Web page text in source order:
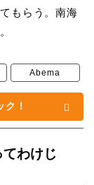
もらう。南海
Abema
！
わけじ